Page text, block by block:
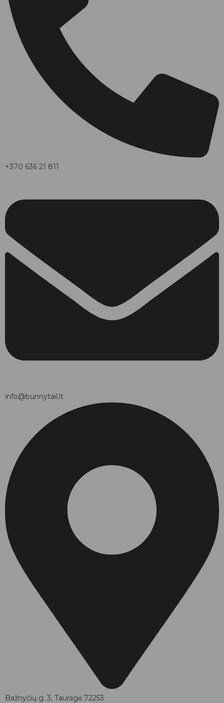
+370 636 21 811
info@bunnytail.lt
Bažnyčių g. 3, Tauragė 72253